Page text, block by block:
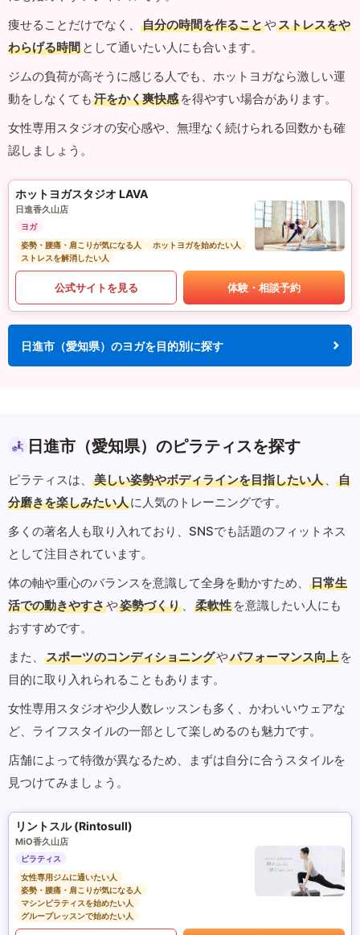
痩せることだけでなく、
自分の時間を作ることやストレスをや
わらげる時間 として通いたい人にも合います。
ジムの負荷が高そうに感じる人でも、ホットヨガなら激しい運
動をしなくても 汗をかく爽快感 を得やすい場合があります。
女性専用スタジオの安心感や、無理なく続けられる回数かも確
認しましょう。
ホットヨガスタジオ LAVA
日進香久山店
ヨガ
姿勢・腰痛・肩こりが気になる人
ホットヨガを始めたい人
ストレスを解消したい人
公式サイトを見る 体験・相談予約
日進市（愛知県）のヨガを目的別に探す
日進市（愛知県）のピラティスを探す
ピラティスは、 美しい姿勢やボディラインを目指したい人 、
自
分磨きを楽しみたい人に人気のトレーニングです。
多くの著名人も取り入れており、SNSでも話題のフィットネス
として注目されています。
体の軸や重心のバランスを意識して全身を動かすため、
日常生
活での動きやすさや姿勢づくり 、 柔軟性 を意識したい人にも
おすすめです。
また、
スポーツのコンディショニングやパフォーマンス向上 を
目的に取り入れられることもあります。
女性専用スタジオや少人数レッスンも多く、かわいいウェアな
ど、ライフスタイルの一部として楽しめるのも魅力です。
店舗によって特徴が異なるため、まずは自分に合うスタイルを
見つけてみましょう。
リントスル (Rintosull)
MiO香久山店
ピラティス
女性専用ジムに通いたい人
姿勢・腰痛・肩こりが気になる人
マシンピラティスを始めたい人
グループレッスンで始めたい人